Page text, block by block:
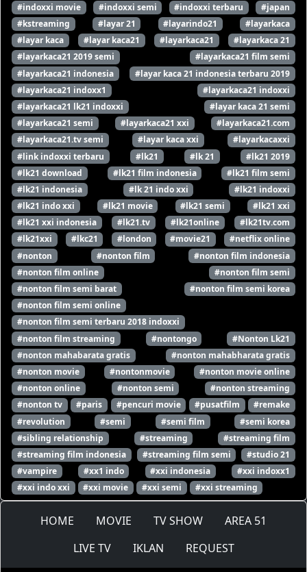
#indoxxi movie
#indoxxi semi #indoxxi terbaru
#japan
#kstreaming
#layar 21 #layarindo21
#layarkaca
#layar kaca
#layar kaca21 #layarkaca21
#layarkaca 21
#layarkaca21 2019 semi
#layarkaca21 film semi
#layarkaca21 indonesia
#layar kaca 21 indonesia terbaru 2019
#layarkaca21 indoxx1
#layarkaca21 indoxxi
#layarkaca21 lk21 indoxxi
#layar kaca 21 semi
#layarkaca21 semi
#layarkaca21 xxi
#layarkaca21.com
#layarkaca21.tv semi
#layar kaca xxi
#layarkacaxxi
#link indoxxi terbaru
#lk21 #lk 21
#lk21 2019
#lk21 download
#lk21 film indonesia
#lk21 film semi
#lk21 indonesia
#lk 21 indo xxi
#lk21 indoxxi
#lk21 indo xxi
#lk21 movie #lk21 semi
#lk21 xxi
#lk21 xxi indonesia
#lk21.tv #lk21online
#lk21tv.com
#lk21xxi
#lkc21 #london #movie21
#netflix online
#nonton
#nonton film
#nonton film indonesia
#nonton film online
#nonton film semi
#nonton film semi barat
#nonton film semi korea
#nonton film semi online
#nonton film semi terbaru 2018 indoxxi
#nonton film streaming
#nontongo
#Nonton Lk21
#nonton mahabarata gratis
#nonton mahabharata gratis
#nonton movie
#nontonmovie
#nonton movie online
#nonton online
#nonton semi
#nonton streaming
#nonton tv
#paris #pencuri movie #pusatfilm
#remake
#revolution
#semi #semi film
#semi korea
#sibling relationship
#streaming
#streaming film
#streaming film indonesia
#streaming film semi
#studio 21
#vampire
#xx1 indo #xxi indonesia
#xxi indoxx1
#xxi indo xxi
#xxi movie #xxi semi #xxi streaming
HOME MOVIE TV SHOW
AREA 51
LIVE TV
IKLAN REQUEST